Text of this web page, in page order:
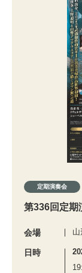
定期演奏会
第336回定期
会場
日時